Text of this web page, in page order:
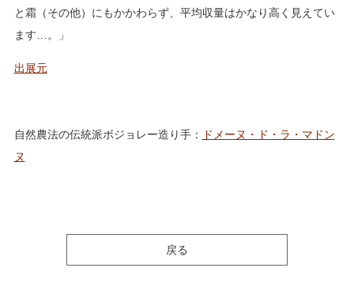
と霜（その他）にもかかわらず、平均収量はかなり高く見えてい
ます…。」
出展元
自然農法の伝統派ボジョレー造り手：
ドメーヌ・ド・ラ・マドン
ヌ
戻る